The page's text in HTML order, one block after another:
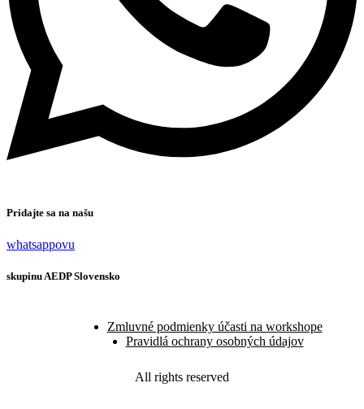
Pridajte sa na našu
whatsappovu
skupinu AEDP Slovensko
Zmluvné podmienky účasti na workshope
Pravidlá ochrany osobných údajov
All rights reserved